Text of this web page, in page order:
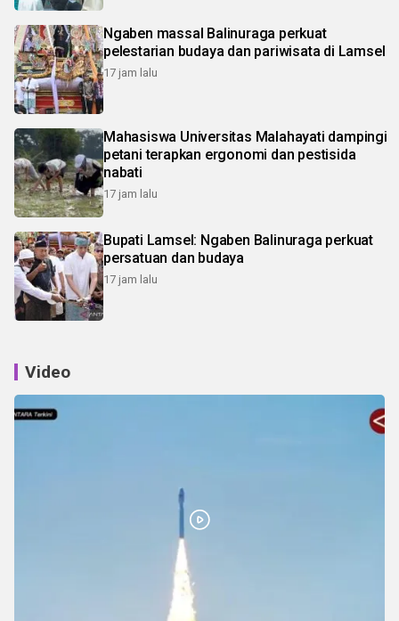
Ngaben massal Balinuraga perkuat
pelestarian budaya dan pariwisata di Lamsel
17 jam lalu
Mahasiswa Universitas Malahayati dampingi
petani terapkan ergonomi dan pestisida
nabati
17 jam lalu
Bupati Lamsel: Ngaben Balinuraga perkuat
persatuan dan budaya
17 jam lalu
Video